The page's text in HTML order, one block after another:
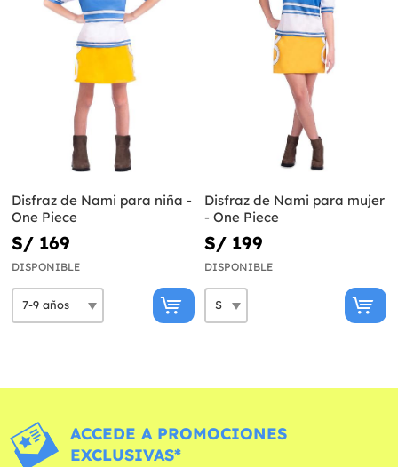
Disfraz de Nami para niña -
One Piece
S/ 169
DISPONIBLE
Disfraz de Nami para mujer
- One Piece
S/ 199
DISPONIBLE
ACCEDE A PROMOCIONES
EXCLUSIVAS*